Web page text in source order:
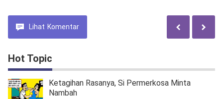
Lihat Komentar
Hot Topic
Ketagihan Rasanya, Si Permerkosa Minta
Nambah